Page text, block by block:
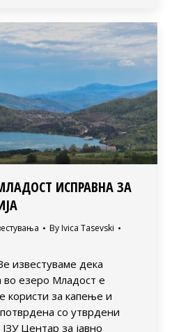
ИСПРАВНА ЗА
By Ivica Tasevski
известуваме дека
во езеро Младост е
користи за капење и
со утврдени
Центар за јавно